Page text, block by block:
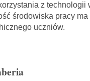
z technologii
środowiska pracy
uczniów.